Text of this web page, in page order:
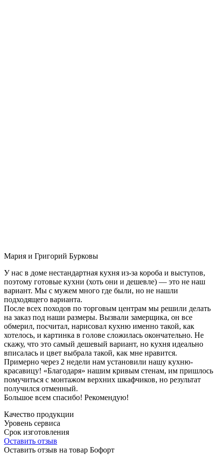
Мария и Григорий Бурковы
У нас в доме нестандартная кухня из-за короба и выступов,
поэтому готовые кухни (хоть они и дешевле) — это не наш
вариант. Мы с мужем много где были, но не нашли
подходящего варианта.
После всех походов по торговым центрам мы решили делать
на заказ под наши размеры. Вызвали замерщика, он все
обмерил, посчитал, нарисовал кухню именно такой, как
хотелось, и картинка в голове сложилась окончательно. Не
скажу, что это самый дешевый вариант, но кухня идеально
вписалась и цвет выбрала такой, как мне нравится.
Примерно через 2 недели нам установили нашу кухню-
красавицу! «Благодаря» нашим кривым стенам, им пришлось
помучиться с монтажом верхних шкафчиков, но результат
получился отменный.
Большое всем спасибо! Рекомендую!
Качество продукции
Уровень сервиса
Срок изготовления
Оставить отзыв
Оставить отзыв на товар Бофорт